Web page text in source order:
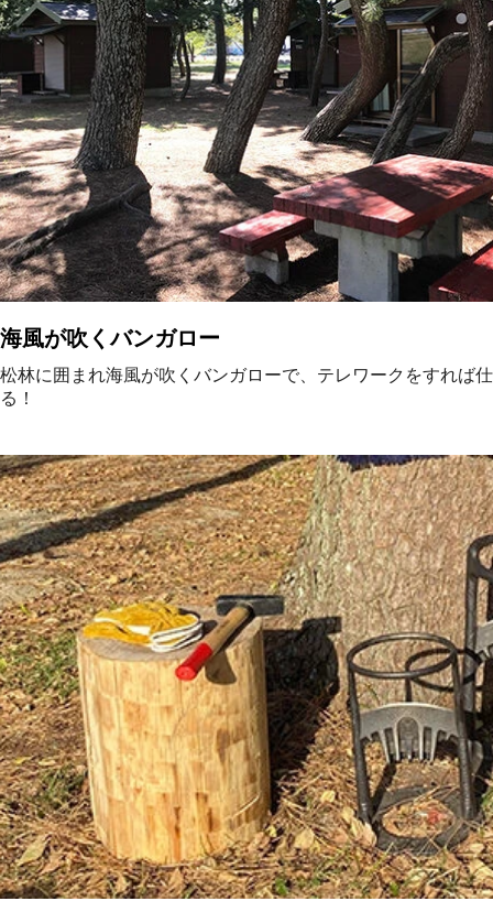
海風が吹くバンガロー
松林に囲まれ海風が吹くバンガローで、テレワークをすれば
る！